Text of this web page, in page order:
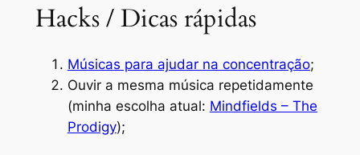
Hacks / Dicas rápidas
Músicas para ajudar na concentração;
Ouvir a mesma música repetidamente
(minha escolha atual: Mindfields – The
Prodigy);